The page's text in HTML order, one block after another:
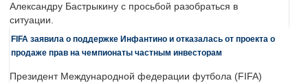
Александру Бастрыкину с просьбой разобраться в
ситуации.
FIFA заявила о поддержке Инфантино и отказалась от проекта о
продаже прав на чемпионаты частным инвесторам
Президент Международной федерации футбола (FIFA)